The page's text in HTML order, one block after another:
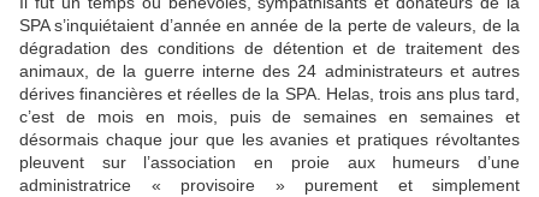
SPA s’inquiétaient d’année en année de la perte de valeurs, de la
dégradation des conditions de détention et de traitement des
animaux, de la guerre interne des 24 administrateurs et autres
dérives financières et réelles de la SPA. Helas, trois ans plus tard,
c’est de mois en mois, puis de semaines en semaines et
désormais chaque jour que les avanies et pratiques révoltantes
pleuvent sur l’association en proie aux humeurs d’une
administratrice « provisoire » purement et simplement